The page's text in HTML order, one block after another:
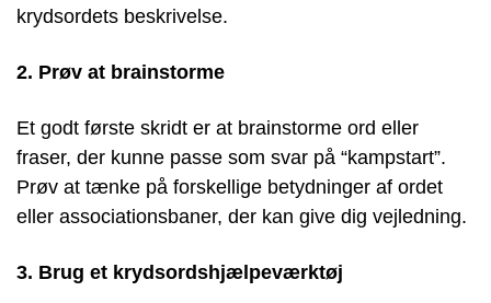
krydsordets beskrivelse.
2. Prøv at brainstorme
Et godt første skridt er at brainstorme ord eller
fraser, der kunne passe som svar på “kampstart”.
Prøv at tænke på forskellige betydninger af ordet
eller associationsbaner, der kan give dig vejledning.
3. Brug et krydsordshjælpeværktøj